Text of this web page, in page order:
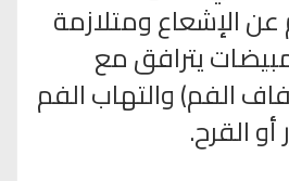
الإشعاع ومتلازمة
يترافق مع
الفم) والتهاب الفم
القرح.